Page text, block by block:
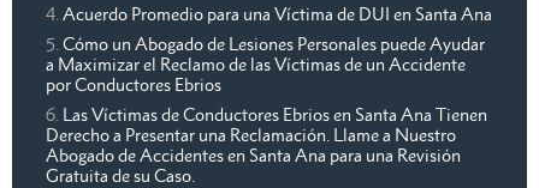
Acuerdo Promedio para una Víctima de DUI en Santa Ana
Cómo un Abogado de Lesiones Personales puede Ayudar
a Maximizar el Reclamo de las Víctimas de un Accidente
por Conductores Ebrios
Las Víctimas de Conductores Ebrios en Santa Ana Tienen
Derecho a Presentar una Reclamación. Llame a Nuestro
Abogado de Accidentes en Santa Ana para una Revisión
Gratuita de su Caso.